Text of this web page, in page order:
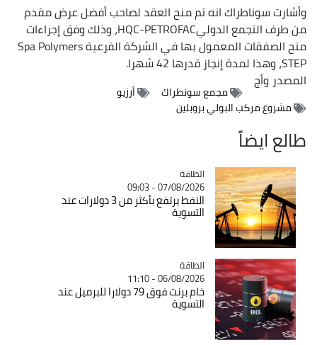
وأشارت سوناطراك انه تم منح العقد لصاحب أفضل عرض مقدم
من طرف التجمع الدوليHQC-PETROFAC، وذلك وفق إجراءات
منح الصفقات المعمول بها في الشركة الفرعية Spa Polymers
STEP، وهذا لمدة إنجاز قدرها 42 شهرا.
المصدروأج
مجمع سونطراك
أرزيو
مشروع مركب البولي بروبلين
طالع ايضاً
Catégorie
الطاقة
07/08/2026 - 09:03
النفط يرتفع بأكثر من 3 دولارات عند
التسوية
Catégorie
الطاقة
06/08/2026 - 11:10
خام برنت فوق 79 دولارا للبرميل عند
التسوية